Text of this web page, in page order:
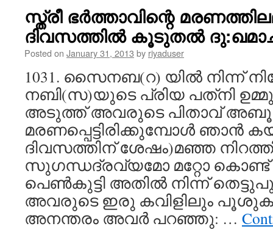
കച്ചവടം
ഒരാൾ
സ്ത്രീ ഭർത്താവിന്റെ
ദിവസത്തിൽ കൂടുതൽ
Posted on January 31, 2013 by riyaduser
1031. സൈനബ(റ) യിൽ നിന്ന്
നബി(സ)യുടെ പ്രിയ പത്‌നി
അടുത്ത് അവരുടെ പിതാവ്
മരണപ്പെട്ടിരിക്കുമ്പോൾ ഞാൻ
ദിവസത്തിന് ശേഷം)മഞ്ഞ
സുഗന്ധദ്രവ്യമോ മറ്റോ കൊണ്ട്
പെൺകുട്ടി അതിൽ നിന്ന്
അവരുടെ ഇരു കവിളിലും
അനന്തരം അവർ പറഞ്ഞു: …